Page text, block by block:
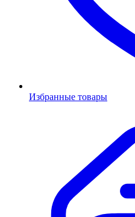
Избранные товары